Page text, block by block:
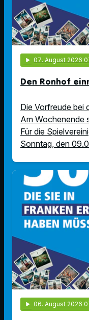
play_arrow 07. August 2026
Den Ronhof
Die Vorfreude bei
Am Wochenende
Für die
Sonntag, den
play_arrow 06. August 2026